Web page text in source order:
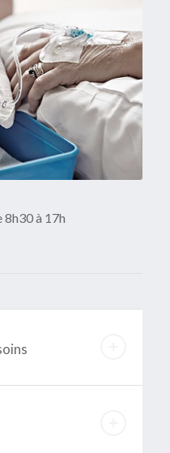
8h30 à 17h